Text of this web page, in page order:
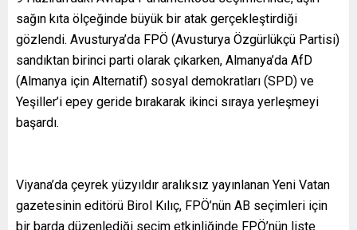
sağın kıta ölçeğinde büyük bir atak gerçekleştirdiği
gözlendi. Avusturya’da FPÖ (Avusturya Özgürlükçü Partisi)
sandıktan birinci parti olarak çıkarken, Almanya’da AfD
(Almanya için Alternatif) sosyal demokratları (SPD) ve
Yeşiller’i epey geride bırakarak ikinci sıraya yerleşmeyi
başardı.
Viyana’da çeyrek yüzyıldır aralıksız yayınlanan Yeni Vatan
gazetesinin editörü Birol Kılıç, FPÖ’nün AB seçimleri için
bir barda düzenlediği seçim etkinliğinde FPÖ’nün liste